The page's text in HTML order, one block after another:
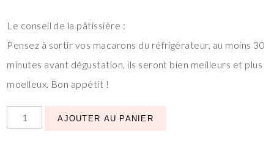
Le conseil de la pâtissière :
Pensez à sortir vos macarons du réfrigérateur, au moins 30
minutes avant dégustation, ils seront bien meilleurs et plus
moelleux. Bon appétit !
AJOUTER AU PANIER